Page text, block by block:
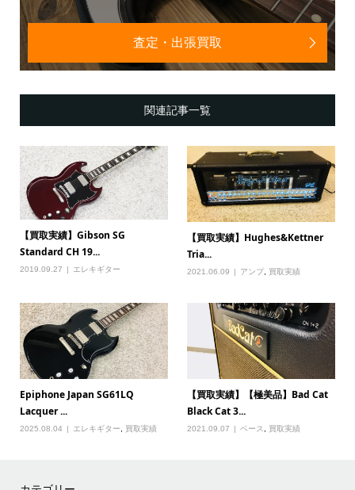
査定・出張買取
関連記事一覧
【買取実績】Gibson SG
Standard CH 19...
2019.09.27 エレキギター
【買取実績】Hughes&Kettner
Tria...
2021.06.09 アンプ 買取実績
Epiphone Japan SG61LQ
Lacquer ...
2025.08.04 エレキギター 買取実績
【買取実績】【極美品】Bad Cat
Black Cat 3...
2021.09.07 ベース 買取実績